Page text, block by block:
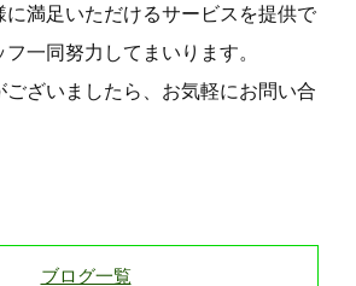
に満足いただけるサービスを提供で
一同努力してまいります。
ざいましたら、お気軽にお問い合
ブログ一覧